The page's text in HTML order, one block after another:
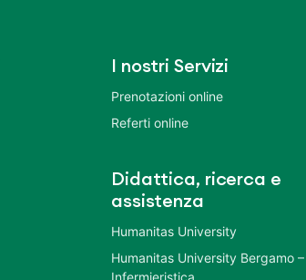
I nostri Servizi
Prenotazioni online
Referti online
Didattica, ricerca e
assistenza
Humanitas University
Humanitas University Bergamo
Infermieristica